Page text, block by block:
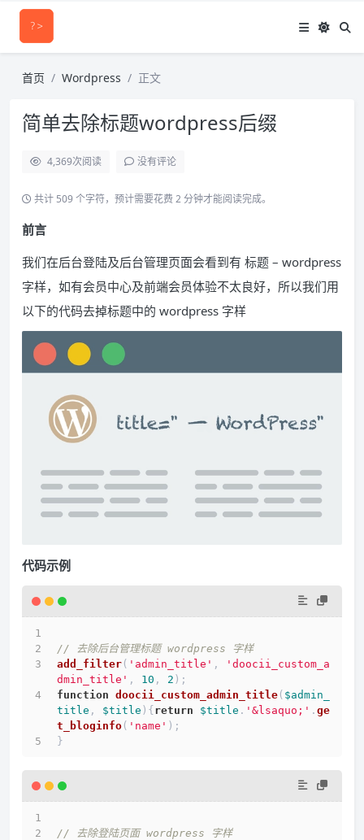
首页 Wordpress 正文
简单去除标题wordpress后缀
4,369次阅读 没有评论
共计 509 个字符，预计需要花费 2 分钟才能阅读完成。
前言
我们在后台登陆及后台管理页面会看到有 标题 – wordpress
字样，如有会员中心及前端会员体验不太良好，所以我们用
以下的代码去掉标题中的 wordpress 字样
代码示例
// 去除后台管理标题 wordpress 字样
add_filter ( 'admin_title' ,
'doocii_custom_a
dmin_title' , 10 , 2 );
function doocii_custom_admin_title ( $admin_
title , $title ) {return $title . '&lsaquo;' . ge
t_bloginfo ( 'name' );
}
// 去除登陆页面 wordpress 字样